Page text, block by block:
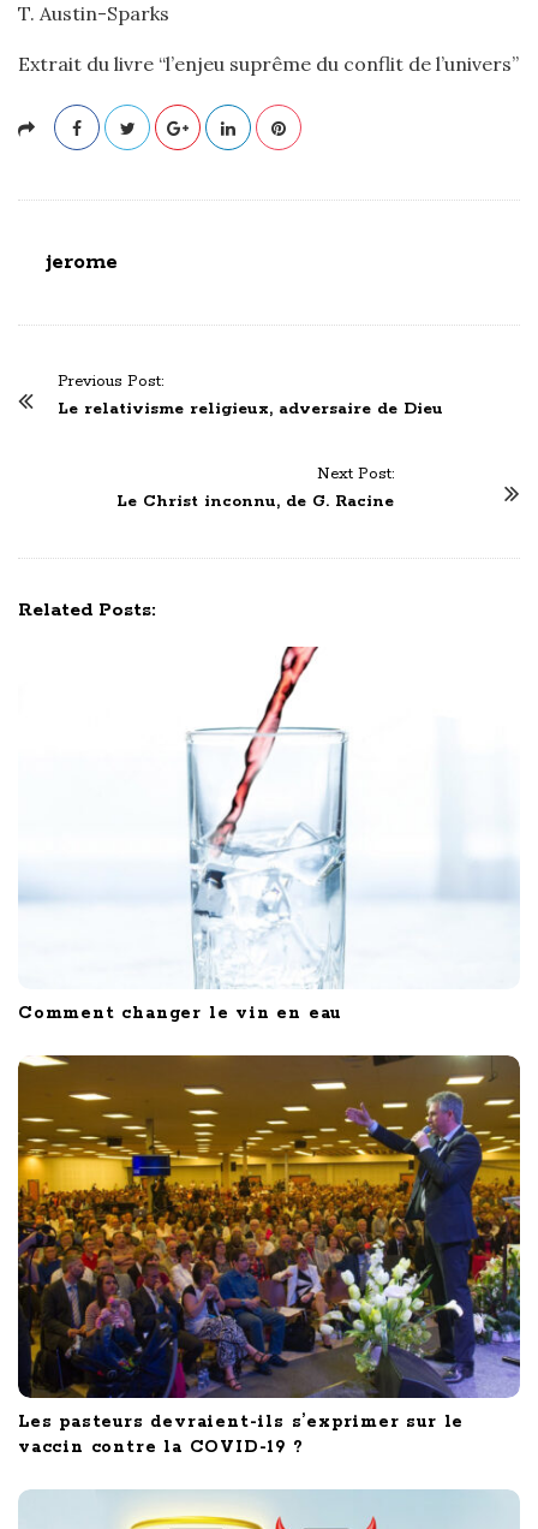
T. Austin-Sparks
Extrait du livre “l’enjeu suprême du conflit de l’univers”
jerome
Previous Post:
Le relativisme religieux, adversaire de Dieu
Next Post:
Le Christ inconnu, de G. Racine
Related Posts:
Comment changer le vin en eau
Les pasteurs devraient-ils s’exprimer sur le
vaccin contre la COVID-19 ?